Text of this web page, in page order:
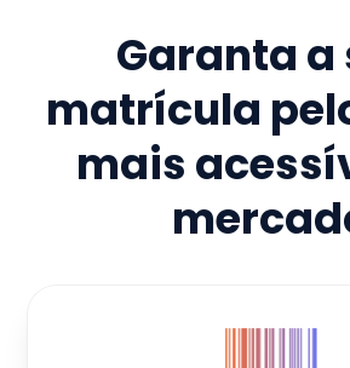
Garanta a
matrícula
mais